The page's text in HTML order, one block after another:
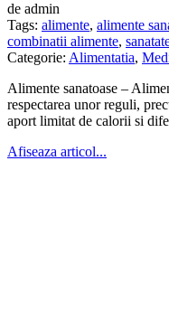
de admin
Tags: alimente, alimente
combinatii alimente,
Categorie: Alimentatia,
Alimente sanatoase –
respectarea unor reguli,
aport limitat de calorii si
Afiseaza articol...